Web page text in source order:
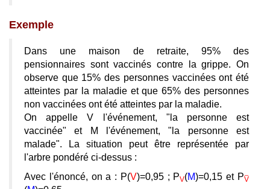
Exemple
Dans une maison de retraite, 95% des
pensionnaires sont vaccinés contre la grippe. On
observe que 15% des personnes vaccinées ont été
atteintes par la maladie et que 65% des personnes
non vaccinées ont été atteintes par la maladie.
On appelle V l'événement, "la personne est
vaccinée" et M l'événement, "la personne est
malade". La situation peut être représentée par
l'arbre pondéré ci-dessus :
Avec l'énoncé, on a : P(V)=0,95 ; PV(M)=0,15 et PV